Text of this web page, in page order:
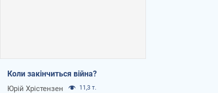
Коли закінчиться війна?
Юрій Хрістензен 11,3 т.